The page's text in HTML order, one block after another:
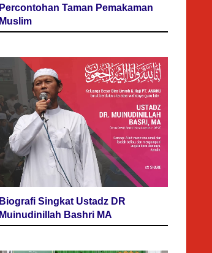
Percontohan Taman Pemakaman
Muslim
Biografi Singkat Ustadz DR
Muinudinillah Bashri MA